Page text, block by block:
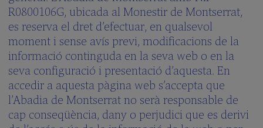
Amics
de
l’Escolania
La
Revista
de
l’Escolania
Situació
dades
R0800106G, ubicada al Monestir de Montserrat,
es reserva el dret d’efectuar, en qualsevol
moment i sense avís previ, modificacions de la
informació continguda en la seva web o en la
seva configuració i presentació d’aquesta. En
accedir a aquesta pàgina web s’accepta que
l’Abadia de Montserrat no serà responsable de
cap conseqüència, dany o perjudici que es derivi